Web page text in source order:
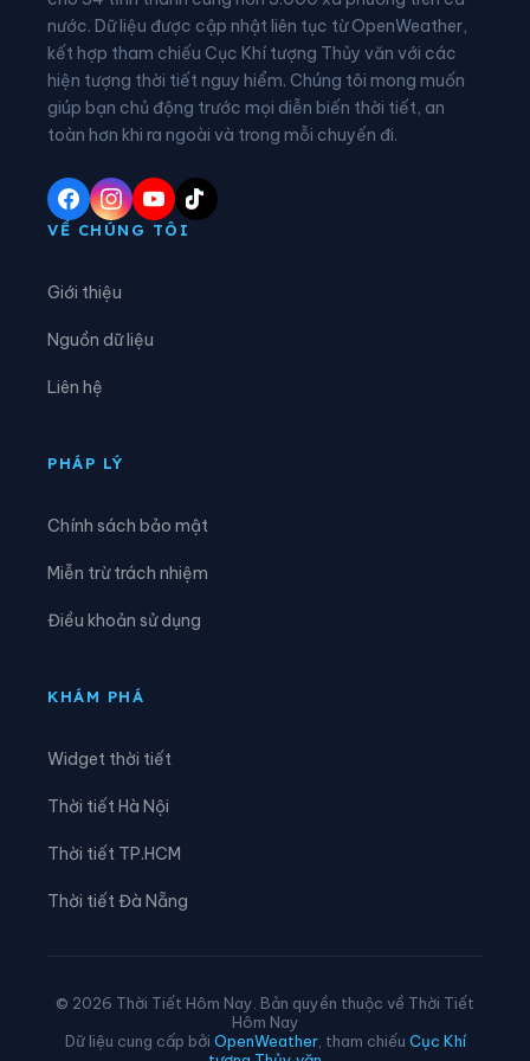
Xã Châu Khê Xã Châu Lộc
Xã Châu Tiến Xã Chiêu Lưu
Xã Con Cuông Xã Đại Đồng
Xã Đại Huệ
Xã Đô Lương
Xã Hoa Quân
Xã Kim Liên
Xã Na Loi
nước. Dữ liệu được cập nhật liên tục từ OpenWeather,
kết hợp tham chiếu Cục Khí tượng Thủy văn với các
hiện tượng thời tiết nguy hiểm. Chúng tôi mong muốn
giúp bạn chủ động trước mọi diễn biến thời tiết, an
toàn hơn khi ra ngoài và trong mỗi chuyến đi.
VỀ CHÚNG TÔI
Giới thiệu
Nguồn dữ liệu
Liên hệ
PHÁP LÝ
Chính sách bảo mật
Miễn trừ trách nhiệm
Điều khoản sử dụng
KHÁM PHÁ
Widget thời tiết
Thời tiết Hà Nội
Thời tiết TP.HCM
Thời tiết Đà Nẵng
© 2026 Thời Tiết Hôm Nay. Bản quyền thuộc về Thời Tiết
Hôm Nay
Dữ liệu cung cấp bởi OpenWeather, tham chiếu Cục Khí